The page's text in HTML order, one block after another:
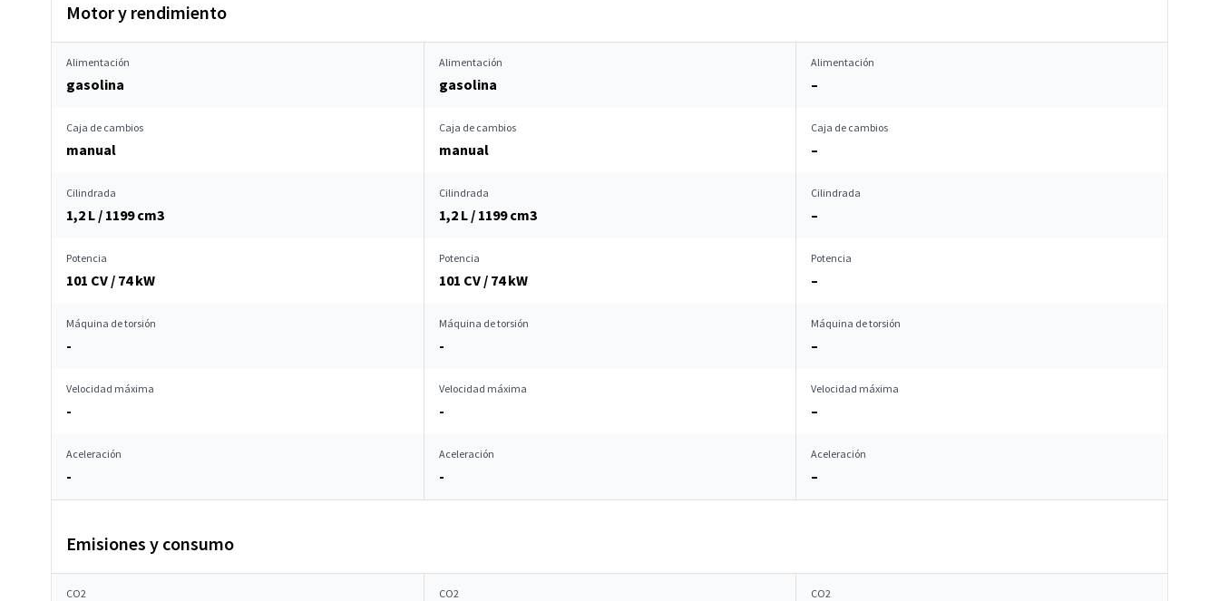
Motor y rendimiento
Alimentación
gasolina
Alimentación
gasolina
Alimentación
–
Caja de cambios
manual
Caja de cambios
manual
Caja de cambios
–
Cilindrada
1,2 L / 1199 cm3
Cilindrada
1,2 L / 1199 cm3
Cilindrada
–
Potencia
101 CV / 74 kW
Potencia
101 CV / 74 kW
Potencia
–
Máquina de torsión
-
Máquina de torsión
-
Máquina de torsión
–
Velocidad máxima
-
Velocidad máxima
-
Velocidad máxima
–
Aceleración
-
Aceleración
-
Aceleración
–
Emisiones y consumo
CO2 CO2 CO2